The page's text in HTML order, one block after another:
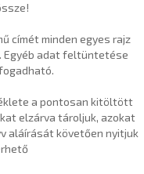
címét minden egyes rajz
adat feltüntetése
a pontosan kitöltött
elzárva tároljuk, azokat
aláírását követően nyitjuk